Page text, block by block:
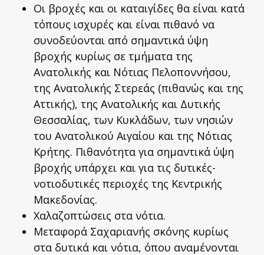
Οι βροχές και οι καταιγίδες θα είναι κατά
τόπους ισχυρές και είναι πιθανό να
συνοδεύονται από σημαντικά ύψη
βροχής κυρίως σε τμήματα της
Ανατολικής και Νότιας Πελοποννήσου,
της Ανατολικής Στερεάς (πιθανώς και της
Αττικής), της Ανατολικής και Δυτικής
Θεσσαλίας, των Κυκλάδων, των νησιών
του Ανατολικού Αιγαίου και της Νότιας
Κρήτης. Πιθανότητα για σημαντικά ύψη
βροχής υπάρχει και για τις δυτικές-
νοτιοδυτικές περιοχές της Κεντρικής
Μακεδονίας.
Χαλαζοπτώσεις στα νότια.
Μεταφορά Σαχαριανής σκόνης κυρίως
στα δυτικά και νότια, όπου αναμένονται